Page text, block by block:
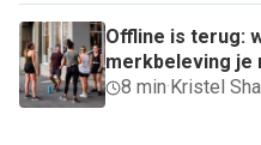
Offline is terug:
merkbeleving je
8 min· Kristel